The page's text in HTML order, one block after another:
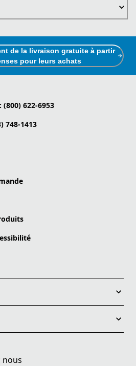
de la livraison gratuite à partir
pour leurs achats
622-6953
748-1413
nous